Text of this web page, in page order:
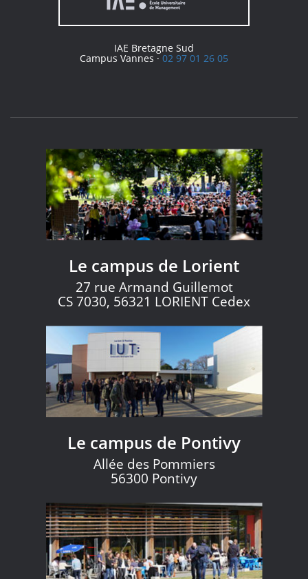
IAE Bretagne Sud
Campus Vannes ·02 97 01 26 05
Le campus de Lorient
27 rue Armand Guillemot
CS 7030, 56321 LORIENT Cedex
Le campus de Pontivy
Allée des Pommiers
56300 Pontivy